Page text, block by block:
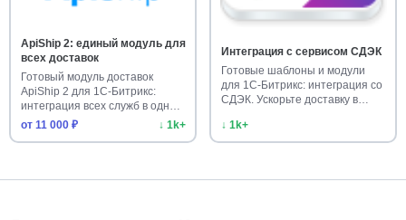
ApiShip 2: единый модуль для
всех доставок
Готовый модуль доставок
ApiShip 2 для 1С-Битрикс:
интеграция всех служб в одном
…
от 11 000 ₽ ↓ 1k+
Интеграция с сервисом СДЭК
Готовые шаблоны и модули
для 1С-Битрикс: интеграция со
СДЭК. Ускорьте доставку в…
↓ 1k+